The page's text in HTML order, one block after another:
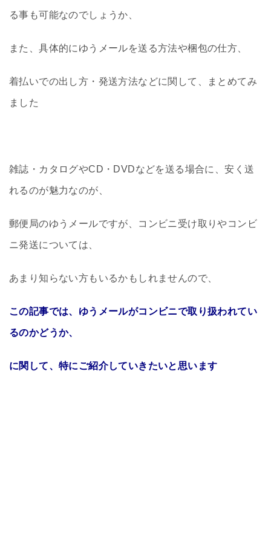
る事も可能なのでしょうか、
また、具体的にゆうメールを送る方法や梱包の仕方、
着払いでの出し方・発送方法などに関して、まとめてみ
ました
雑誌・カタログやCD・DVDなどを送る場合に、安く送
れるのが魅力なのが、
郵便局のゆうメールですが、コンビニ受け取りやコンビ
ニ発送については、
あまり知らない方もいるかもしれませんので、
この記事では、ゆうメールがコンビニで取り扱われてい
るのかどうか、
に関して、特にご紹介していきたいと思います